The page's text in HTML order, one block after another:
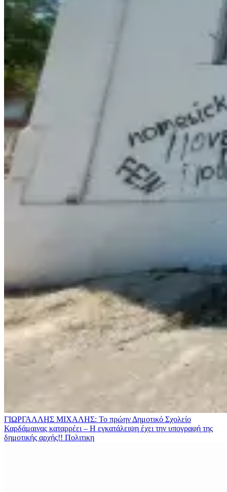
ΓΙΩΡΓΑΛΛΗΣ ΜΙΧΑΛΗΣ: Το πρώην Δημοτικό Σχολείο
Καρδάμαινας καταρρέει – Η εγκατάλειψη έχει την υπογραφή της
δημοτικής αρχής!! Πολιτικη